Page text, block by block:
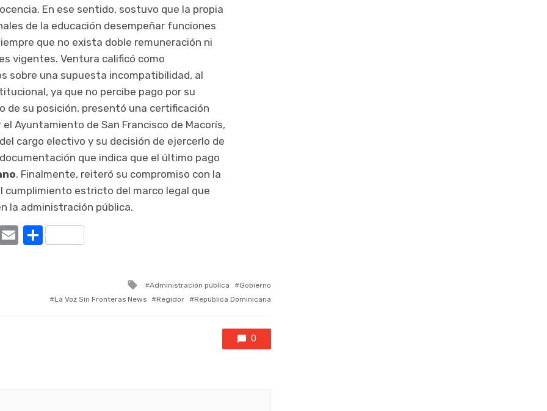
En ese sentido, sostuvo que la propia
de la educación desempeñar funciones
que no exista doble remuneración ni
vigentes. Ventura calificó como
sobre una supuesta incompatibilidad, al
ya que no percibe pago por su
de su posición, presentó una certificación
Ayuntamiento de San Francisco de Macorís,
cargo electivo y su decisión de ejercerlo de
que indica que el último pago
. Finalmente, reiteró su compromiso con la
cumplimiento estricto del marco legal que
la administración pública.
EmailCompartir
Tagged
with
Administración pública
Gobierno
La Voz Sin Fronteras News
Regidor República Dominicana
0